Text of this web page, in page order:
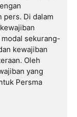
pers. Di dalam
sekurang-
kewajiban
Oleh
yang
Persma